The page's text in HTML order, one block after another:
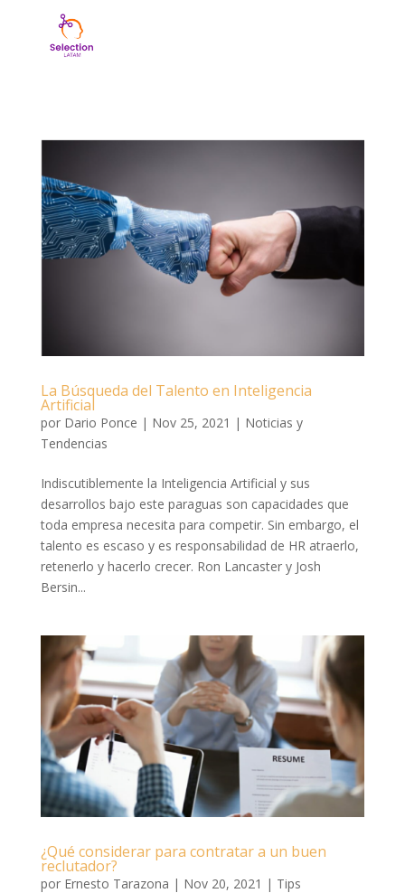
La Búsqueda del Talento en Inteligencia
Artificial
por Dario Ponce | Nov 25, 2021 | Noticias y
Tendencias
Indiscutiblemente la Inteligencia Artificial y sus
desarrollos bajo este paraguas son capacidades que
toda empresa necesita para competir. Sin embargo, el
talento es escaso y es responsabilidad de HR atraerlo,
retenerlo y hacerlo crecer. Ron Lancaster y Josh
Bersin...
¿Qué considerar para contratar a un buen
reclutador?
por Ernesto Tarazona | Nov 20, 2021 | Tips